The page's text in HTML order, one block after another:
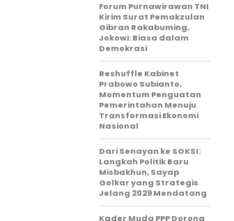
Forum Purnawirawan TNI
Kirim Surat Pemakzulan
Gibran Rakabuming,
Jokowi: Biasa dalam
Demokrasi
Reshuffle Kabinet
Prabowo Subianto,
Momentum Penguatan
Pemerintahan Menuju
Transformasi Ekonomi
Nasional
Dari Senayan ke SOKSI:
Langkah Politik Baru
Misbakhun, Sayap
Golkar yang Strategis
Jelang 2029 Mendatang
Kader Muda PPP Dorong